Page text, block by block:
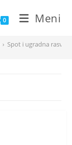
0 Meni
› Spot i ugradna rasveta